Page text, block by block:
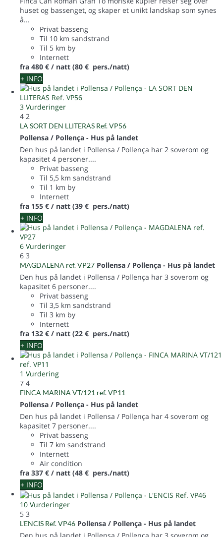
huset og bassenget, og skaper et unikt landskap som synes
å...
Privat basseng
Til 10 km sandstrand
Til 5 km by
Internett
fra 480 € / natt (80 € pers./natt)
+ INFO
3 Vurderinger
4 2
LA SORT DEN LLITERAS Ref. VP56
Pollensa / Pollença - Hus på landet
Den hus på landet i Pollensa / Pollença har 2 soverom og
kapasitet 4 personer....
Privat basseng
Til 5,5 km sandstrand
Til 1 km by
Internett
fra 155 € / natt (39 € pers./natt)
+ INFO
6 Vurderinger
6 3
MAGDALENA ref. VP27 Pollensa / Pollença - Hus på landet
Den hus på landet i Pollensa / Pollença har 3 soverom og
kapasitet 6 personer....
Privat basseng
Til 3,5 km sandstrand
Til 3 km by
Internett
fra 132 € / natt (22 € pers./natt)
+ INFO
1 Vurdering
7 4
FINCA MARINA VT/121 ref. VP11
Pollensa / Pollença - Hus på landet
Den hus på landet i Pollensa / Pollença har 4 soverom og
kapasitet 7 personer....
Privat basseng
Til 7 km sandstrand
Internett
Air condition
fra 337 € / natt (48 € pers./natt)
+ INFO
10 Vurderinger
5 3
L'ENCIS Ref. VP46 Pollensa / Pollença - Hus på landet